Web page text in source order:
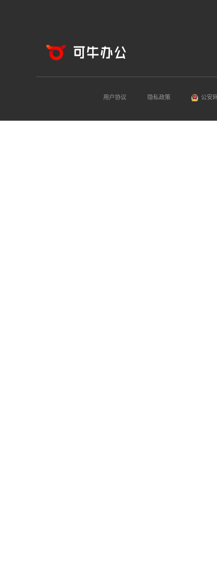
用户协议 隐私政策 公安